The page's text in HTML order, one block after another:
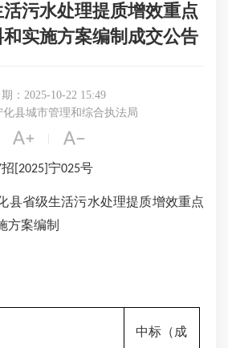
污水处理提质增效重点
实施方案编制成交公告
期：2025-10-22 15:49
化县城市管理和综合执法局
 
招 [2025] 宁025号
县省级生活污水处理提质增效重点
方案编制
中标（成